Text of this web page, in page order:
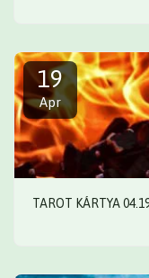
19
Apr
TAROT KÁRTYA